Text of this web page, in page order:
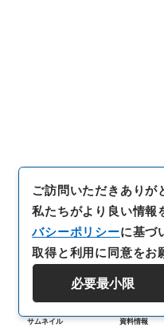
サムネイル 資料情報
ご訪問いただきありが
私たちがより良い情報
バシーポリシーに基づ
取得と利用に同意をお
必要最小限